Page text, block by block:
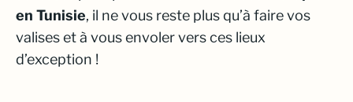
en Tunisie, il ne vous reste plus qu’à faire vos
valises et à vous envoler vers ces lieux
d’exception !